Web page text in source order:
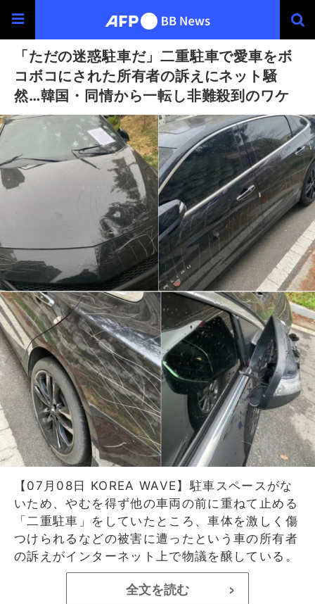
「ただの迷惑駐車だ」二重駐車で愛車をボ
コボコにされた所有者の訴えにネット騒
然…韓国・同情から一転し非難殺到のワケ
【07月08日 KOREA WAVE】駐車スペースがな
いため、やむを得ず他の車両の前に重ねて止める
「二重駐車」をしていたところ、車体を激しく傷
つけられるなどの被害に遭ったという車の所有者
の訴えがインターネット上で物議を醸している。
全文を読む >